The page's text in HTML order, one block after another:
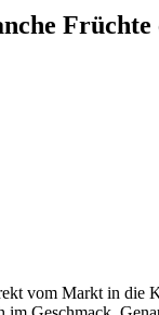
Früchte
vom Markt in die